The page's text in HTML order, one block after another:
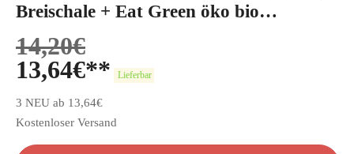
Breischale + Eat Green öko bio
Babylöffel
14,20€
13,64€ Lieferbar
3 NEU ab 13,64€
Kostenloser Versand